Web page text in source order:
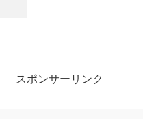
スポンサーリンク